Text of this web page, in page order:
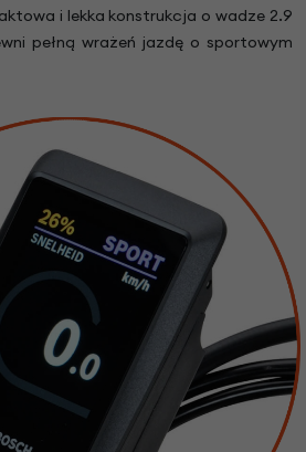
i lekka konstrukcja o wadze 2.9
pełną wrażeń jazdę o sportowym